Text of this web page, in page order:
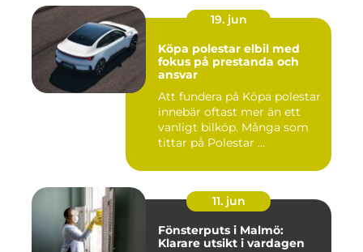
19. jun
Köpa polestar elbil med
fokus på prestanda och
ansvar
Att fundera på Köpa polestar
innebär oftast mer än ett
vanligt bilköp. Många som
tittar på Polestar ...
11. jun
Fönsterputs i Malmö:
Klarare utsikt i vardagen